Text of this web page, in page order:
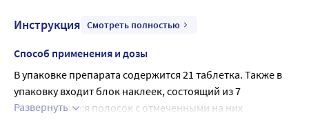
Инструкция Смотреть полностью
Способ применения и дозы
В упаковке препарата содержится 21 таблетка. Также в
упаковку входит блок наклеек, состоящий из 7
самоклеящихся полосок с отмеченными на них
Развернуть